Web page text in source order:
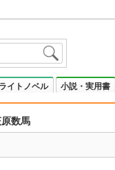
ライトノベル 小説・実用書
数馬